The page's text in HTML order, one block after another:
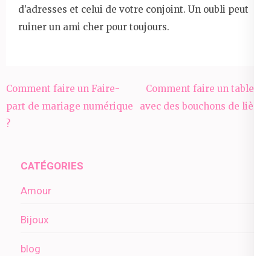
d’adresses et celui de votre conjoint. Un oubli peut
ruiner un ami cher pour toujours.
Navigation
de
l’article
Comment faire un Faire-
part de mariage numérique
?
Comment faire un tableau
avec des bouchons de liège
CATÉGORIES
Amour
Bijoux
blog